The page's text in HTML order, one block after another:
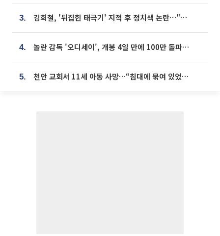
3. 김희철, '뒤집힌 태극기' 지적 후 정치색 논란…"좌우 떠나 우리나라 국기"
4. 놀란 감독 '오디세이', 개봉 4일 만에 100만 돌파⋯'왕사남' 보다 빠르다
5. 천안 교회서 11세 아동 사망…“침대에 묶여 있었다” 진술 확보